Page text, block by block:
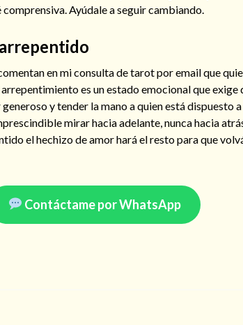
Ayúdale a seguir cambiando.
en mi consulta de tarot por email que
es un estado emocional que exige
y tender la mano a quien está dispuesto
mirar hacia adelante, nunca hacia
el hechizo de amor hará el resto para que
Contáctame por WhatsApp